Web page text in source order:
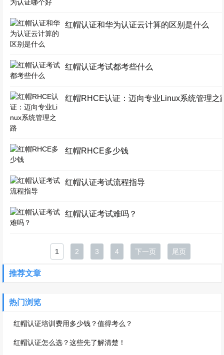
红帽认证和华为认证云计算的区别是什么
红帽认证考试都考些什么
红帽RHCE认证：迈向专业Linux系统管理之
红帽RHCE多少钱
红帽认证考试流程指导
红帽认证考试难吗？
1 2 3 4 下一页 尾页
推荐文章
热门浏览
红帽认证培训费用多少钱？值得考么？
红帽认证怎么选？这些先了解清楚！